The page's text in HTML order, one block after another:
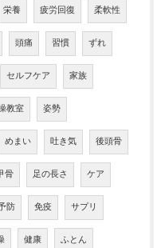
栄養 疲労回復 柔軟性
頭痛 習慣 ずれ
セルフケア 家族
教室 姿勢
めまい 吐き気 後頭骨
骨 足の長さ ケア
防 免疫 サプリ
健康 ふとん